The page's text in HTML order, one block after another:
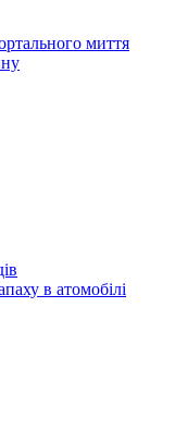
миття
в атомобілі